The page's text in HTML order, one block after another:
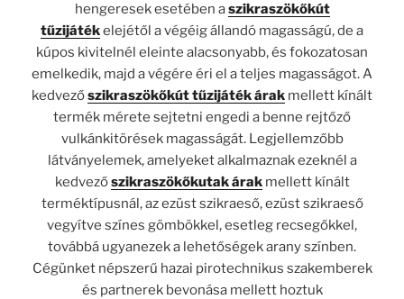
hengeresek esetében aszikraszökőkút
tűzijátékelejétől a végéig állandó magasságú, de a
kúpos kivitelnél eleinte alacsonyabb, és fokozatosan
emelkedik, majd a végére éri el a teljes magasságot. A
kedvezőszikraszökőkút tűzijáték árak mellett kínált
termék mérete sejtetni engedi a benne rejtőző
vulkánkitörések magasságát. Legjellemzőbb
látványelemek, amelyeket alkalmaznak ezeknél a
kedvezőszikraszökőkutak árakmellett kínált
terméktípusnál, az ezüst szikraeső, ezüst szikraeső
vegyítve színes gömbökkel, esetleg recsegőkkel,
továbbá ugyanezek a lehetőségek arany színben.
Cégünket népszerű hazai pirotechnikus szakemberek
és partnerek bevonása mellett hoztuk